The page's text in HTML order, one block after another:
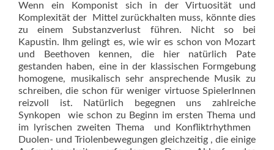
Wenn ein Komponist sich in der Virtuosität und
Komplexität der Mittel zurückhalten muss, könnte dies
zu einem Substanzverlust führen. Nicht so bei
Kapustin. Ihm gelingt es, wie wir es schon von Mozart
und Beethoven kennen, die hier natürlich Pate
gestanden haben, eine in der klassischen Formgebung
homogene, musikalisch sehr ansprechende Musik zu
schreiben, die schon für weniger virtuose SpielerInnen
reizvoll ist. Natürlich begegnen uns zahlreiche
Synkopen  wie schon zu Beginn im ersten Thema und
im lyrischen zweiten Thema  und Konfliktrhythmen 
Duolen- und Triolenbewegungen gleichzeitig , die einige